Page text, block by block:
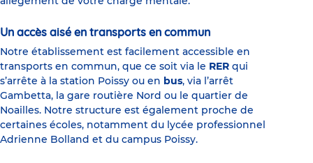
Un accès aisé en transports en commun
Notre établissement est facilement accessible en
transports en commun, que ce soit via le RER qui
s’arrête à la station Poissy ou en bus, via l’arrêt
Gambetta, la gare routière Nord ou le quartier de
Noailles. Notre structure est également proche de
certaines écoles, notamment du lycée professionnel
Adrienne Bolland et du campus Poissy.